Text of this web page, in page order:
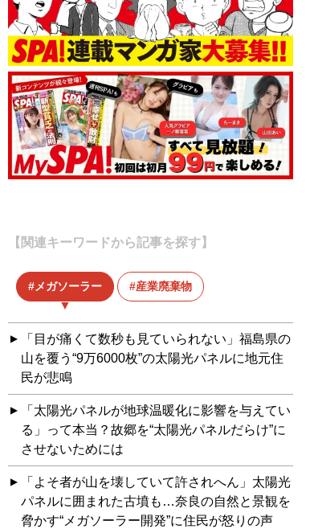
【関連キーワードから記事を探す】
メガソーラー 産業廃棄物
「目が痛くて数秒も見ていられない」福島県の
山を覆う“9万6000枚”の太陽光パネルに地元住
民が悲鳴
「太陽光パネルが地球温暖化に影響を与えてい
る」って本当？故郷を“太陽光パネルだらけ”に
させないためには
「よそ者が山を壊していて許されへん」太陽光
パネルに囲まれた古墳も…奈良の自然と景観を
脅かす“メガソーラー開発”に住民が怒りの声